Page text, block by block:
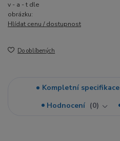
v - a - t dle
obrázku:
Hlídat cenu / dostupnost
Do oblíbených
Kompletní specifikace
Hodnocení
0